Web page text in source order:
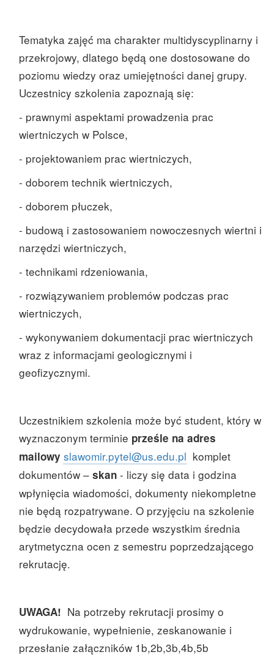
Tematyka zajęć́ ma charakter multidyscyplinarny i
przekrojowy, dlatego będą one dostosowane do
poziomu wiedzy oraz umiejętności danej grupy.
Uczestnicy szkolenia zapoznają się:
- prawnymi aspektami prowadzenia prac
wiertniczych w Polsce,
- projektowaniem prac wiertniczych,
- doborem technik wiertniczych,
- doborem płuczek,
- budową i zastosowaniem nowoczesnych wiertni i
narzędzi wiertniczych,
- technikami rdzeniowania,
- rozwiązywaniem problemów podczas prac
wiertniczych,
- wykonywaniem dokumentacji prac wiertniczych
wraz z informacjami geologicznymi i
geofizycznymi.
Uczestnikiem szkolenia może być student, który w
wyznaczonym terminie prześle na adres
mailowy slawomir.pytel@us.edu.pl komplet
dokumentów – skan - liczy się data i godzina
wpłynięcia wiadomości, dokumenty niekompletne
nie będą rozpatrywane. O przyjęciu na szkolenie
będzie decydowała przede wszystkim średnia
arytmetyczna ocen z semestru poprzedzającego
rekrutację.
UWAGA! Na potrzeby rekrutacji prosimy o
wydrukowanie, wypełnienie, zeskanowanie i
przesłanie załączników 1b,2b,3b,4b,5b